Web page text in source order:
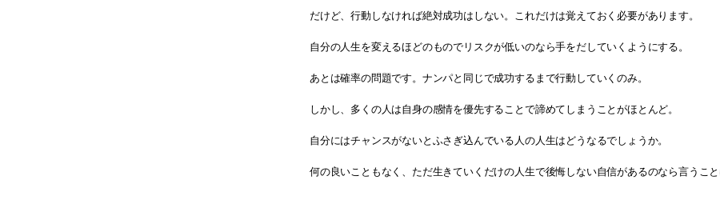
だけど、行動しなければ絶対成功はしない。これだけは覚えておく必要があります。
自分の人生を変えるほどのものでリスクが低いのなら手をだしていくようにする。
あとは確率の問題です。ナンパと同じで成功するまで行動していくのみ。
しかし、多くの人は自身の感情を優先することで諦めてしまうことがほとんど。
自分にはチャンスがないとふさぎ込んでいる人の人生はどうなるでしょうか。
何の良いこともなく、ただ生きていくだけの人生で後悔しない自信があるのなら言うこと